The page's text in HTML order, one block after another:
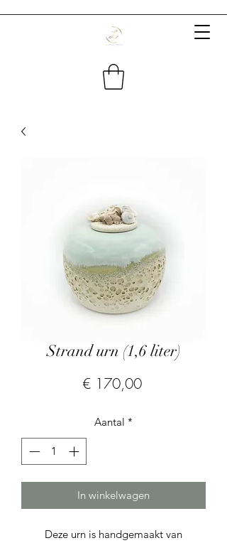
Strand urn (1,6 liter)
€ 170,00Prijs
Aantal *
In winkelwagen
Deze urn is handgemaakt van